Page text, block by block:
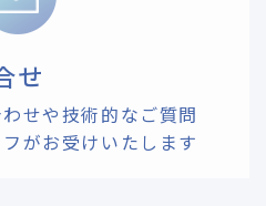
せ
せや技術的なご質問
がお受けいたします